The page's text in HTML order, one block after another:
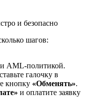
и безопасно
шагов:
и AML-политикой.
галочку в
кнопку «Обменять».
и оплатите заявку